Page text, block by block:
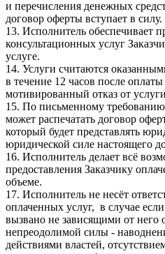
и перечисления денежных
договор оферты вступает в силу.
13. Исполнитель обеспечивает
консультационных услуг
услуге.
14. Услуги считаются
в течение 12 часов после
мотивированный отказ от
15. По письменному
может распечатать договор
который будет представлять
юридической силе настоящего
16. Исполнитель делает всё
предоставления Заказчику
объеме.
17. Исполнитель не несёт
оплаченных услуг, в случае
вызвано не зависящими от него
непреодолимой силы -
действиями властей,